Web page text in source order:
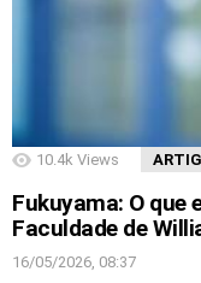
10.4k Views
Fukuyama: O que
Faculdade de
16/05/2026, 08:37